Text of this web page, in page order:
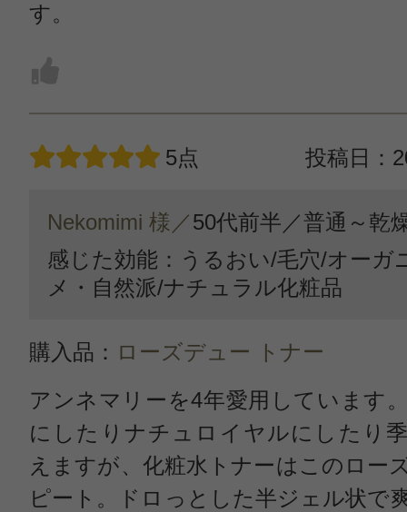
す。
5点 投稿日：
Nekomimi 様／50代前半／普通～乾
感じた効能：うるおい/毛穴/オーガ
メ・自然派/ナチュラル化粧品
購入品： ローズデュー トナー
アンネマリーを4年愛用しています
にしたりナチュロイヤルにしたり
えますが、化粧水トナーはこのロー
ピート。ドロっとした半ジェル状で